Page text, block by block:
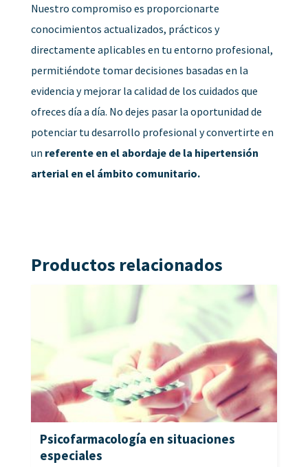
Nuestro compromiso es proporcionarte
conocimientos actualizados, prácticos y
directamente aplicables en tu entorno profesional,
permitiéndote tomar decisiones basadas en la
evidencia y mejorar la calidad de los cuidados que
ofreces día a día. No dejes pasar la oportunidad de
potenciar tu desarrollo profesional y convertirte en
un referente en el abordaje de la hipertensión
arterial en el ámbito comunitario.
Productos relacionados
Psicofarmacología en situaciones
especiales